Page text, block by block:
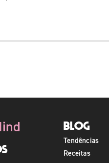
Blog
Tendências
Receitas